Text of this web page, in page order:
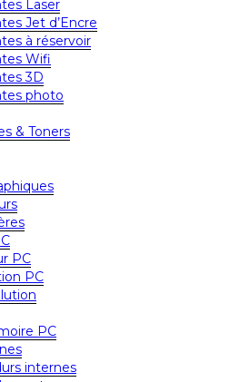
Laser
Jet d’Encre
à réservoir
Wifi
3D
photo
& Toners
PC
PC
PC
internes